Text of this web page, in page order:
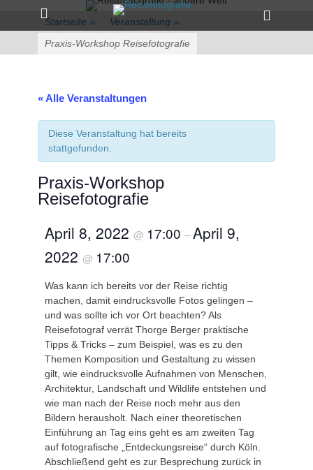
zum
Inhalt
Primärmenü
Toggle
Startseite » Veranstaltung »
Praxis-Workshop Reisefotografie
« Alle Veranstaltungen
Diese Veranstaltung hat bereits
stattgefunden.
Praxis-Workshop
Reisefotografie
April 8, 2022 @ 17:00 –April 9,
2022 @ 17:00
Was kann ich bereits vor der Reise richtig
machen, damit eindrucksvolle Fotos gelingen –
und was sollte ich vor Ort beachten? Als
Reisefotograf verrät Thorge Berger praktische
Tipps & Tricks – zum Beispiel, was es zu den
Themen Komposition und Gestaltung zu wissen
gilt, wie eindrucksvolle Aufnahmen von Menschen,
Architektur, Landschaft und Wildlife entstehen und
wie man nach der Reise noch mehr aus den
Bildern herausholt. Nach einer theoretischen
Einführung an Tag eins geht es am zweiten Tag
auf fotografische „Entdeckungsreise“ durch Köln.
Abschließend geht es zur Besprechung zurück in